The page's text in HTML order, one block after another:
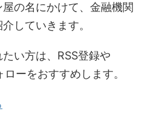
の名にかけて、金融機関
していきます。
い方は、RSS登録や
ーをおすすめします。